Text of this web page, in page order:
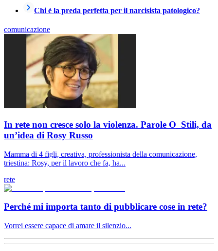
Chi è la preda perfetta per il narcisista patologico?
comunicazione
In rete non cresce solo la violenza. Parole O_Stili, da
un’idea di Rosy Russo
Mamma di 4 figli, creativa, professionista della comunicazione,
triestina: Rosy, per il lavoro che fa, ha...
rete
Perché mi importa tanto di pubblicare cose in rete?
Vorrei essere capace di amare il silenzio...